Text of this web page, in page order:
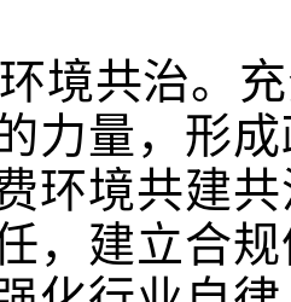
境共治。
力量，形
环境共建
，建立合